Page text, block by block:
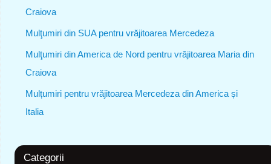
Craiova
Mulţumiri din SUA pentru vrăjitoarea Mercedeza
Mulţumiri din America de Nord pentru vrăjitoarea Maria din
Craiova
Mulțumiri pentru vrăjitoarea Mercedeza din America și
Italia
Categorii